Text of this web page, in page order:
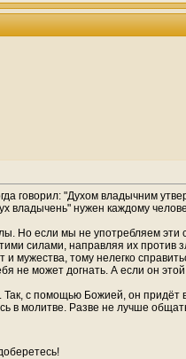
го­ворил: "Духом владычним
владычень" нужен каждому
Но если мы не употребляем
силами, направляя их против
мужества, тому нелегко
не может догнать. А если он
с помощью Божией, он
в молитве. Разве не лучше